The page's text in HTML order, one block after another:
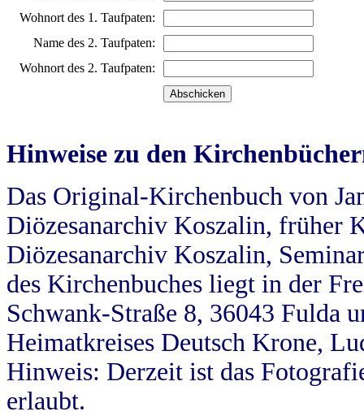
Wohnort des 1. Taufpaten:
Name des 2. Taufpaten:
Wohnort des 2. Taufpaten:
Hinweise zu den
Das Original-Kirchenbuch von
Diözesanarchiv Koszalin, früher
Diözesanarchiv Koszalin,
des Kirchenbuches liegt in der
Schwank-Straße 8, 36043 Fulda
Heimatkreises Deutsch Krone,
Hinweis: Derzeit ist das
erlaubt.